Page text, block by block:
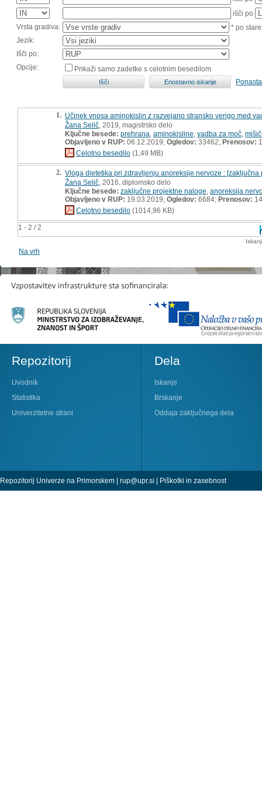
išči po
Vrsta gradiva:
* po
Jezik:
Išči po:
Opcije:
Prikaži samo zadetke s celotnim besedilom
1 - 2 / 2
1. Učinek vnosa aminokislin z razvejano stransko verigo med
Žana Selič , 2019, magistrsko delo
Ključne besede: prehrana aminokisline vadba za moč
Objavljeno v RUP: 06.12.2019; Ogledov: 33462; Prenosov:
Celotno besedilo (1,49 MB)
2. Vloga dietetika pri zdravljenju anoreksije nervoze : [zaključna
Žana Selič , 2016, diplomsko delo
Ključne besede: zaključne projektne naloge anoreksija
Objavljeno v RUP: 19.03.2019; Ogledov: 6684; Prenosov:
Celotno besedilo (1014,96 KB)
Na vrh
Repozitorij
Uvodnik
Statistika
Univerzitetne strani
Dela
Iskanje
Brskanje
Oddaja zaključnega dela
Repozitorij Univerze na Primorskem | rup@upr.si | Piškotki in zasebnost